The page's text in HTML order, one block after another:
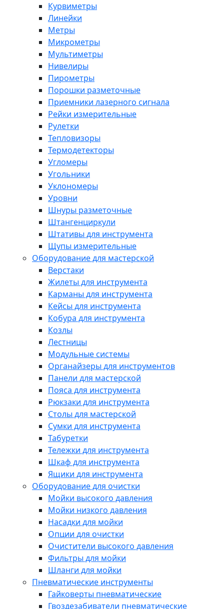
Курвиметры
Линейки
Метры
Микрометры
Мультиметры
Нивелиры
Пирометры
Порошки разметочные
Приемники лазерного сигнала
Рейки измерительные
Рулетки
Тепловизоры
Термодетекторы
Угломеры
Угольники
Уклономеры
Уровни
Шнуры разметочные
Штангенциркули
Штативы для инструмента
Щупы измерительные
Оборудование для мастерской
Верстаки
Жилеты для инструмента
Карманы для инструмента
Кейсы для инструмента
Кобура для инструмента
Козлы
Лестницы
Модульные системы
Органайзеры для инструментов
Панели для мастерской
Пояса для инструмента
Рюкзаки для инструмента
Столы для мастерской
Сумки для инструмента
Табуретки
Тележки для инструмента
Шкаф для инструмента
Ящики для инструмента
Оборудование для очистки
Мойки высокого давления
Мойки низкого давления
Насадки для мойки
Опции для очистки
Очистители высокого давления
Фильтры для мойки
Шланги для мойки
Пневматические инструменты
Гайковерты пневматические
Гвоздезабиватели пневматические